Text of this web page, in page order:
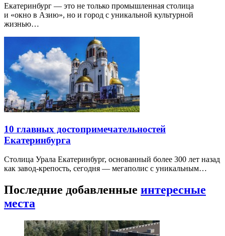
Екатеринбург — это не только промышленная столица
и «окно в Азию», но и город с уникальной культурной
жизнью…
10 главных достопримечательностей
Екатеринбурга
Столица Урала Екатеринбург, основанный более 300 лет назад
как завод-крепость, сегодня — мегаполис с уникальным…
Последние добавленные интересные
места